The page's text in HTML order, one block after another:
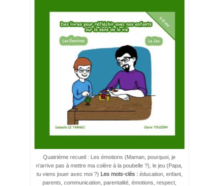
Quatrième recueil : Les émotions (Maman, pourquoi, je
n’arrive pas à mettre ma colère à la poubelle ?), le jeu (Papa,
tu viens jouer avec moi ?) Les mots-clés :éducation, enfant,
parents, communication, parentalité, émotions, respect,